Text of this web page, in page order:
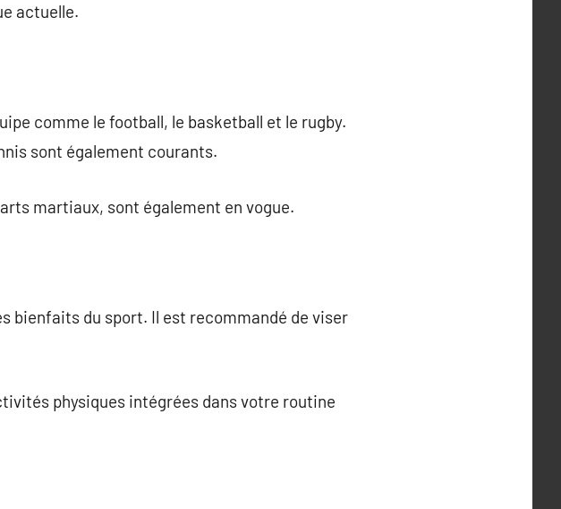
actuelle.
comme le football, le basketball et le rugby.
sont également courants.
martiaux, sont également en vogue.
bienfaits du sport. Il est recommandé de viser
physiques intégrées dans votre routine